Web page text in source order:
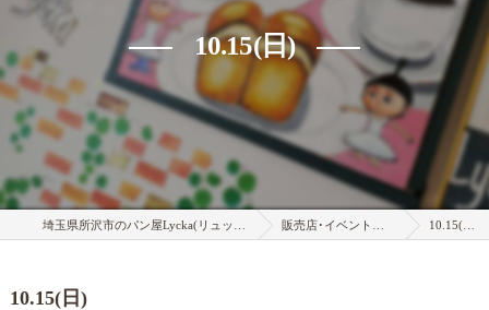
10.15(日)
販売店･イベント情報 10.15(日)
10.15(日)